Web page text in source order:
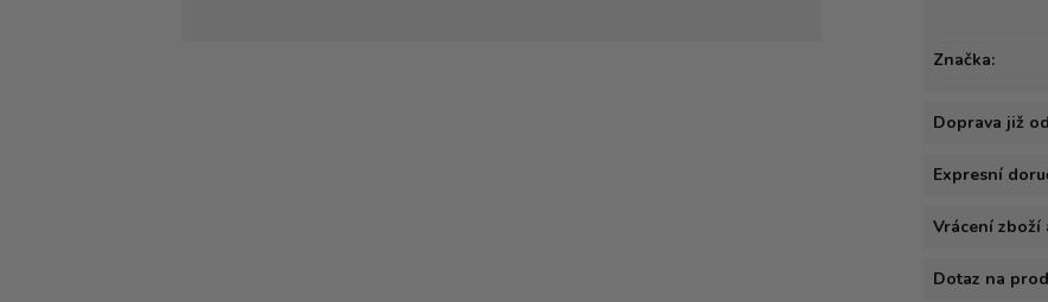
Značka:
Doprava již
Expresní
Vrácení zboží
Dotaz na